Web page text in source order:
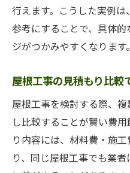
行えます。こうした実例
参考にすることで、具体
ジがつかみやすくなります。
屋根工事の見積もり比較
屋根工事を検討する際、
し比較することが賢い費
り内容には、材料費・施
り、同じ屋根工事でも業